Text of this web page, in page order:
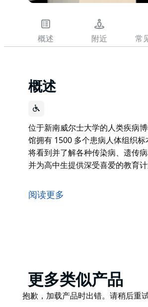
概述 附近 常
概述
位于新南威尔士大学的人类疾病
馆拥有 1500 多个患病人体组织
将看到并了解各种传染病、遗传
并为高中生提供深受喜爱的教育
人类疾病博物馆拥有 1500 多个
阅读更多
Product
List
更多类似产品
Product
抱歉，加载产品时出错。请稍后重试